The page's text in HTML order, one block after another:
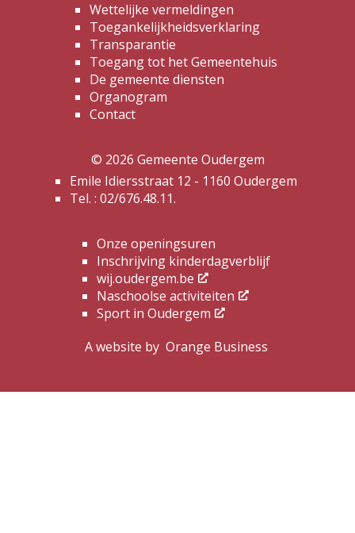
Wettelijke vermeldingen
Toegankelijkheidsverklaring
Transparantie
Toegang tot het Gemeentehuis
De gemeente diensten
Organogram
Contact
© 2026 Gemeente Oudergem
Emile Idiersstraat 12 - 1160 Oudergem
Tel. : 02/676.48.11.
Onze openingsuren
Inschrijving kinderdagverblijf
wij.oudergem.be
Naschoolse activiteiten
Sport in Oudergem
A website by Orange Business